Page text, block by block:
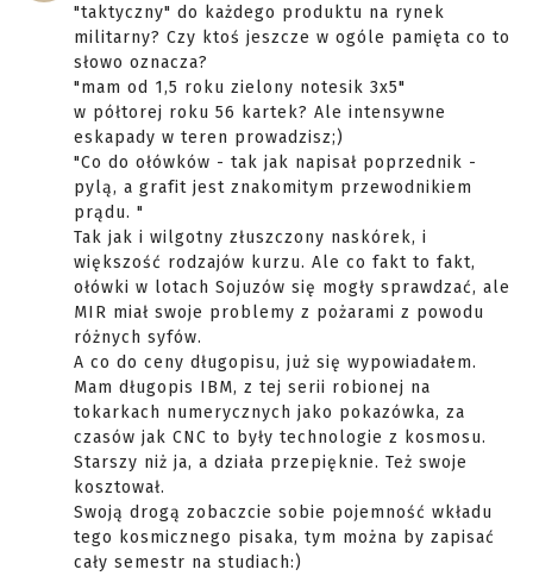
"taktyczny" do każdego produktu na rynek
militarny? Czy ktoś jeszcze w ogóle pamięta co to
słowo oznacza?
"mam od 1,5 roku zielony notesik 3x5"
w półtorej roku 56 kartek? Ale intensywne
eskapady w teren prowadzisz;)
"Co do ołówków - tak jak napisał poprzednik -
pylą, a grafit jest znakomitym przewodnikiem
prądu. "
Tak jak i wilgotny złuszczony naskórek, i
większość rodzajów kurzu. Ale co fakt to fakt,
ołówki w lotach Sojuzów się mogły sprawdzać, ale
MIR miał swoje problemy z pożarami z powodu
różnych syfów.
A co do ceny długopisu, już się wypowiadałem.
Mam długopis IBM, z tej serii robionej na
tokarkach numerycznych jako pokazówka, za
czasów jak CNC to były technologie z kosmosu.
Starszy niż ja, a działa przepięknie. Też swoje
kosztował.
Swoją drogą zobaczcie sobie pojemność wkładu
tego kosmicznego pisaka, tym można by zapisać
cały semestr na studiach:)